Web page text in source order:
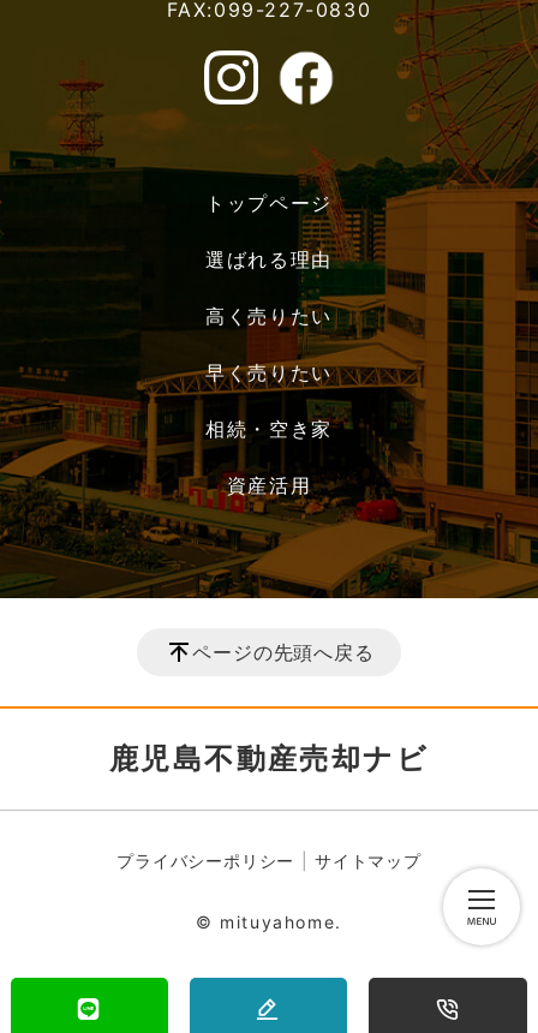
FAX:099-227-0830
トップページ
選ばれる理由
高く売りたい
早く売りたい
相続・空き家
資産活用
ページの先頭へ戻る
鹿児島不動産売却ナビ
プライバシーポリシー サイトマップ
© mituyahome.